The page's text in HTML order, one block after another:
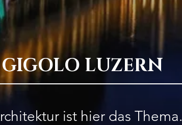
GIGOLO LUZERN
ist hier das Thema.